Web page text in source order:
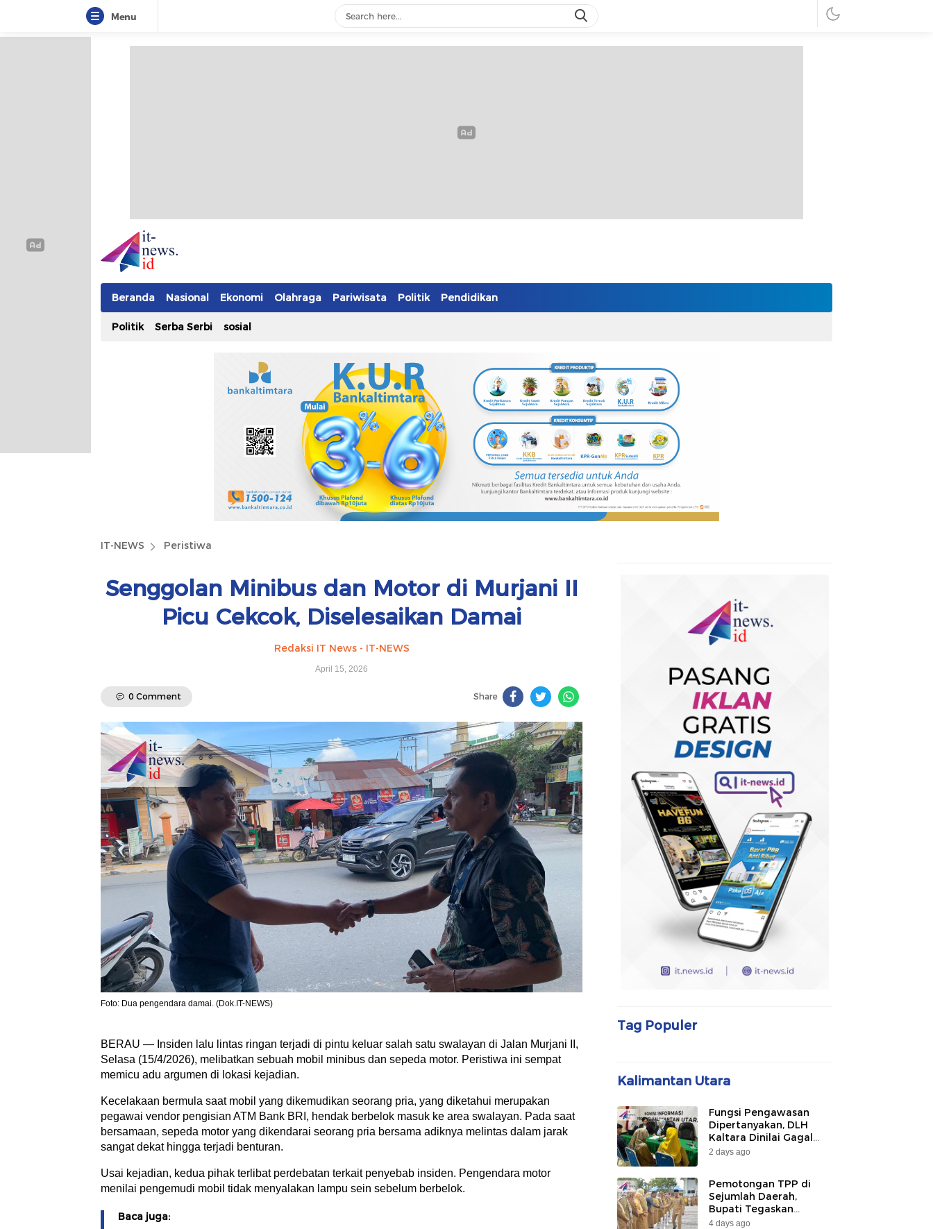
Menu
IT-NEWS
Update Cepat, Cerdas, dan Terpercaya
Beranda Nasional Ekonomi Olahraga Pariwisata Politik Pendidikan
Politik Serba Serbi sosial
IT-NEWS Peristiwa
Senggolan Minibus dan Motor di Murjani II
Picu Cekcok, Diselesaikan Damai
Redaksi IT News - IT-NEWS
April 15, 2026
0 Comment Share
Foto: Dua pengendara damai. (Dok.IT-NEWS)
BERAU — Insiden lalu lintas ringan terjadi di pintu keluar salah satu swalayan di Jalan Murjani II,
Selasa (15/4/2026), melibatkan sebuah mobil minibus dan sepeda motor. Peristiwa ini sempat
memicu adu argumen di lokasi kejadian.
Kecelakaan bermula saat mobil yang dikemudikan seorang pria, yang diketahui merupakan
pegawai vendor pengisian ATM Bank BRI, hendak berbelok masuk ke area swalayan. Pada saat
bersamaan, sepeda motor yang dikendarai seorang pria bersama adiknya melintas dalam jarak
sangat dekat hingga terjadi benturan.
Usai kejadian, kedua pihak terlibat perdebatan terkait penyebab insiden. Pengendara motor
menilai pengemudi mobil tidak menyalakan lampu sein sebelum berbelok.
Baca juga:
Tag Populer
Kalimantan Utara
Fungsi Pengawasan
Dipertanyakan, DLH
Kaltara Dinilai Gagal
Awasi PLTU Captive dan
2 days ago
Pemotongan TPP di
Sejumlah Daerah,
Bupati Tegaskan
Bulungan Belum
4 days ago